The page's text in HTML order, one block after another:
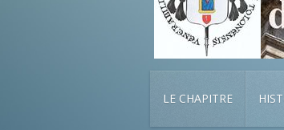
LE CHAPITRE